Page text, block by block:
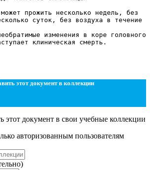
этот документ в коллекции
этот документ в свои учебные коллекции
авторизованным пользователям